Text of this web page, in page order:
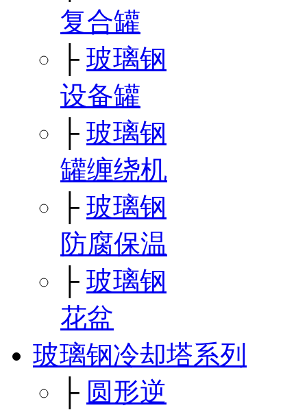
复合罐
├ 玻璃钢
设备罐
├ 玻璃钢
罐缠绕机
├ 玻璃钢
防腐保温
├ 玻璃钢
花盆
玻璃钢冷却塔系列
├ 圆形逆